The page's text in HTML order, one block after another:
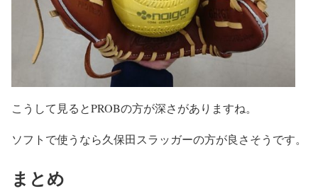
こうして見るとPROBの方が深さがありますね。
ソフトで使うなら久保田スラッガーの方が良さそうです。
まとめ